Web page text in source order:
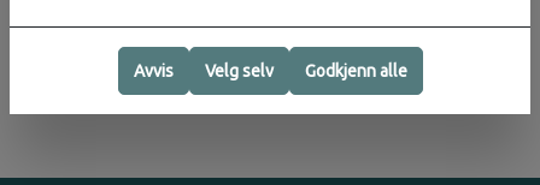
Produsent
Avvis Velg selv Godkjenn alle